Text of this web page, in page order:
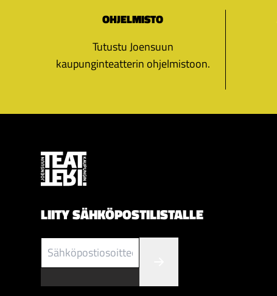
OHJELMISTO
Tutustu Joensuun
kaupunginteatterin ohjelmistoon.
LIITY SÄHKÖPOSTILISTALLE